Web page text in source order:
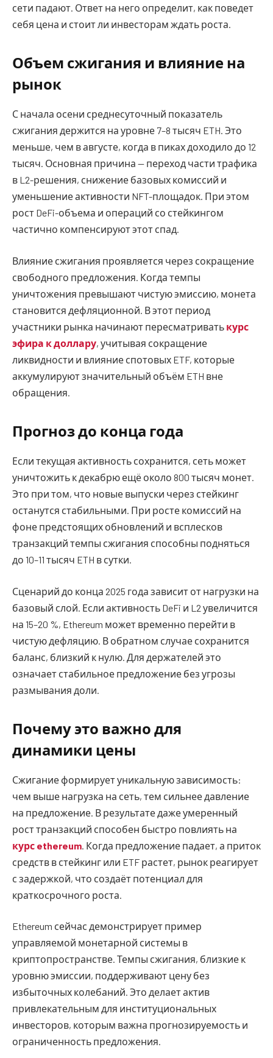
сети падают. Ответ на него определит, как поведет
себя цена и стоит ли инвесторам ждать роста.
Объем сжигания и влияние на
рынок
С начала осени среднесуточный показатель
сжигания держится на уровне 7–8 тысяч ETH. Это
меньше, чем в августе, когда в пиках доходило до 12
тысяч. Основная причина — переход части трафика
в L2-решения, снижение базовых комиссий и
уменьшение активности NFT-площадок. При этом
рост DeFi-объема и операций со стейкингом
частично компенсируют этот спад.
Влияние сжигания проявляется через сокращение
свободного предложения. Когда темпы
уничтожения превышают чистую эмиссию, монета
становится дефляционной. В этот период
участники рынка начинают пересматривать курс
эфира к доллару, учитывая сокращение
ликвидности и влияние спотовых ETF, которые
аккумулируют значительный объём ETH вне
обращения.
Прогноз до конца года
Если текущая активность сохранится, сеть может
уничтожить к декабрю ещё около 800 тысяч монет.
Это при том, что новые выпуски через стейкинг
останутся стабильными. При росте комиссий на
фоне предстоящих обновлений и всплесков
транзакций темпы сжигания способны подняться
до 10–11 тысяч ETH в сутки.
Сценарий до конца 2025 года зависит от нагрузки на
базовый слой. Если активность DeFi и L2 увеличится
на 15–20 %, Ethereum может временно перейти в
чистую дефляцию. В обратном случае сохранится
баланс, близкий к нулю. Для держателей это
означает стабильное предложение без угрозы
размывания доли.
Почему это важно для
динамики цены
Сжигание формирует уникальную зависимость:
чем выше нагрузка на сеть, тем сильнее давление
на предложение. В результате даже умеренный
рост транзакций способен быстро повлиять на
курс ethereum. Когда предложение падает, а приток
средств в стейкинг или ETF растет, рынок реагирует
с задержкой, что создаёт потенциал для
краткосрочного роста.
Ethereum сейчас демонстрирует пример
управляемой монетарной системы в
криптопространстве. Темпы сжигания, близкие к
уровню эмиссии, поддерживают цену без
избыточных колебаний. Это делает актив
привлекательным для институциональных
инвесторов, которым важна прогнозируемость и
ограниченность предложения.